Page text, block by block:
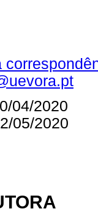
04/2020
05/2020